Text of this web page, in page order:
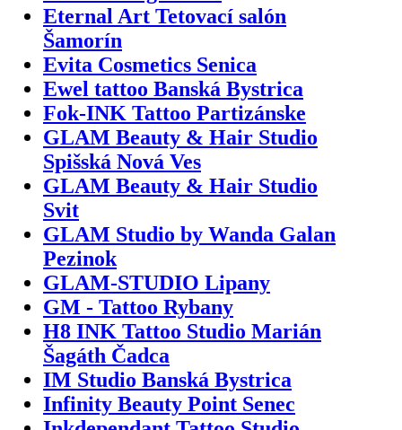
Eternal Art Tetovací salón
Šamorín
Evita Cosmetics Senica
Ewel tattoo Banská Bystrica
Fok-INK Tattoo Partizánske
GLAM Beauty & Hair Studio
Spišská Nová Ves
GLAM Beauty & Hair Studio
Svit
GLAM Studio by Wanda Galan
Pezinok
GLAM-STUDIO Lipany
GM - Tattoo Rybany
H8 INK Tattoo Studio Marián
Šagáth Čadca
IM Studio Banská Bystrica
Infinity Beauty Point Senec